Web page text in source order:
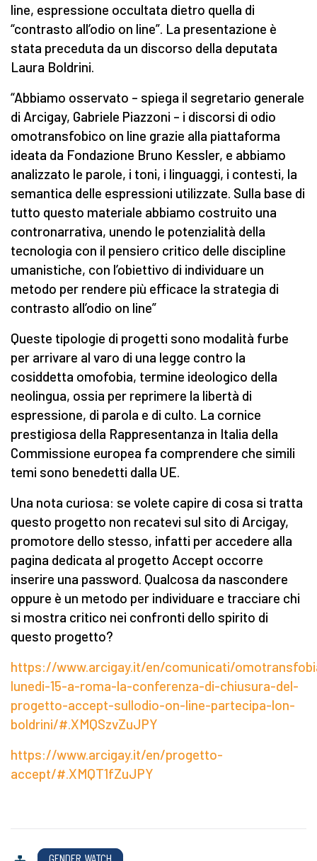
line, espressione occultata dietro quella di
“contrasto all’odio on line”. La presentazione è
stata preceduta da un discorso della deputata
Laura Boldrini.
“Abbiamo osservato – spiega il segretario generale
di Arcigay, Gabriele Piazzoni – i discorsi di odio
omotransfobico on line grazie alla piattaforma
ideata da Fondazione Bruno Kessler, e abbiamo
analizzato le parole, i toni, i linguaggi, i contesti, la
semantica delle espressioni utilizzate. Sulla base di
tutto questo materiale abbiamo costruito una
contronarrativa, unendo le potenzialità della
tecnologia con il pensiero critico delle discipline
umanistiche, con l’obiettivo di individuare un
metodo per rendere più efficace la strategia di
contrasto all’odio on line”
Queste tipologie di progetti sono modalità furbe
per arrivare al varo di una legge contro la
cosiddetta omofobia, termine ideologico della
neolingua, ossia per reprimere la libertà di
espressione, di parola e di culto. La cornice
prestigiosa della Rappresentanza in Italia della
Commissione europea fa comprendere che simili
temi sono benedetti dalla UE.
Una nota curiosa: se volete capire di cosa si tratta
questo progetto non recatevi sul sito di Arcigay,
promotore dello stesso, infatti per accedere alla
pagina dedicata al progetto Accept occorre
inserire una password. Qualcosa da nascondere
oppure è un metodo per individuare e tracciare chi
si mostra critico nei confronti dello spirito di
questo progetto?
https://www.arcigay.it/en/comunicati/
lunedi-15-a-roma-la-conferenza-di-chiusura-del-
progetto-accept-sullodio-on-line-partecipa-lon-
boldrini/#.XMQSzvZuJPY
https://www.arcigay.it/en/progetto-
accept/#.XMQT1fZuJPY